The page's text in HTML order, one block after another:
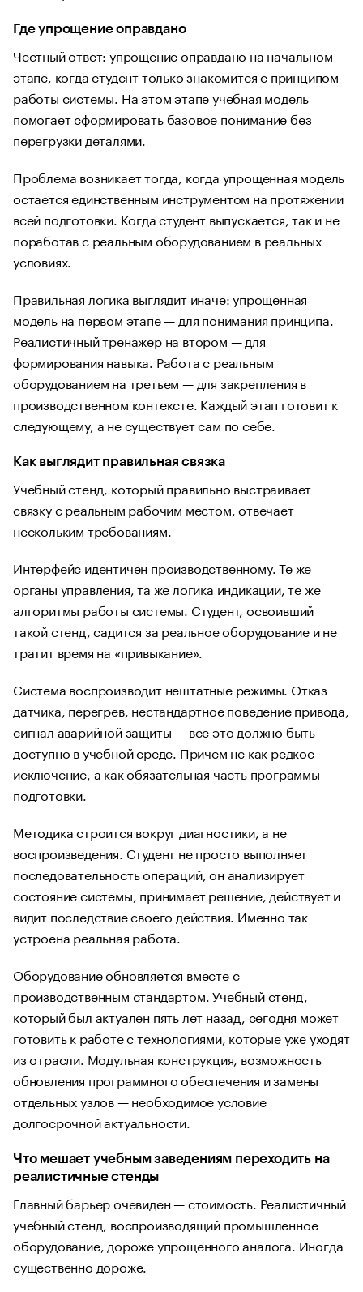
Где упрощение оправдано
Честный ответ: упрощение оправдано на начальном
этапе, когда студент только знакомится с принципом
работы системы. На этом этапе учебная модель
помогает сформировать базовое понимание без
перегрузки деталями.
Проблема возникает тогда, когда упрощенная модель
остается единственным инструментом на протяжении
всей подготовки. Когда студент выпускается, так и не
поработав с реальным оборудованием в реальных
условиях.
Правильная логика выглядит иначе: упрощенная
модель на первом этапе — для понимания принципа.
Реалистичный тренажер на втором — для
формирования навыка. Работа с реальным
оборудованием на третьем — для закрепления в
производственном контексте. Каждый этап готовит к
следующему, а не существует сам по себе.
Как выглядит правильная связка
Учебный стенд, который правильно выстраивает
связку с реальным рабочим местом, отвечает
нескольким требованиям.
Интерфейс идентичен производственному. Те же
органы управления, та же логика индикации, те же
алгоритмы работы системы. Студент, освоивший
такой стенд, садится за реальное оборудование и не
тратит время на «привыкание».
Система воспроизводит нештатные режимы. Отказ
датчика, перегрев, нестандартное поведение привода,
сигнал аварийной защиты — все это должно быть
доступно в учебной среде. Причем не как редкое
исключение, а как обязательная часть программы
подготовки.
Методика строится вокруг диагностики, а не
воспроизведения. Студент не просто выполняет
последовательность операций, он анализирует
состояние системы, принимает решение, действует и
видит последствие своего действия. Именно так
устроена реальная работа.
Оборудование обновляется вместе с
производственным стандартом. Учебный стенд,
который был актуален пять лет назад, сегодня может
готовить к работе с технологиями, которые уже уходят
из отрасли. Модульная конструкция, возможность
обновления программного обеспечения и замены
отдельных узлов — необходимое условие
долгосрочной актуальности.
Что мешает учебным заведениям переходить на
реалистичные стенды
Главный барьер очевиден — стоимость. Реалистичный
учебный стенд, воспроизводящий промышленное
оборудование, дороже упрощенного аналога. Иногда
существенно дороже.